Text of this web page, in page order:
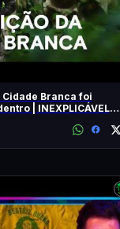
Branca foi